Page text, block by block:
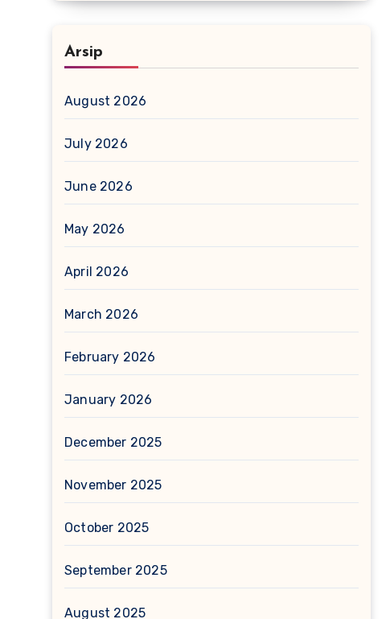
Arsip
August 2026
July 2026
June 2026
May 2026
April 2026
March 2026
February 2026
January 2026
December 2025
November 2025
October 2025
September 2025
August 2025